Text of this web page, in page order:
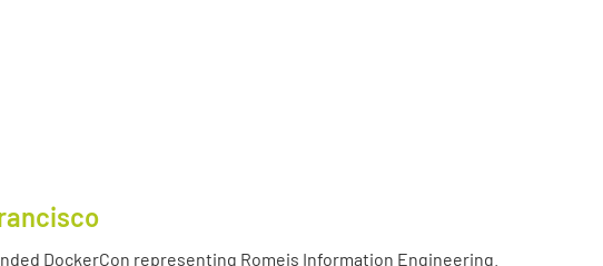
DockerCon representing Romeis Information Engineering.